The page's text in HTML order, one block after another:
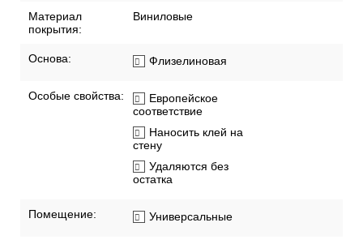
Материал
покрытия:
Виниловые
Основа: Флизелиновая
Особые свойства:
Европейское
соответствие
Наносить клей на
стену
Удаляются без
остатка
Помещение: Универсальные